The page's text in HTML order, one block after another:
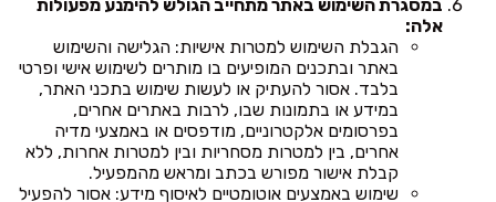
במסגרת השימוש באתר מתחייב הגולש להימנע מפעולות
אלה:
הגבלת השימוש למטרות אישיות: הגלישה והשימוש
באתר ובתכנים המופיעים בו מותרים לשימוש אישי ופרטי
בלבד. אסור להעתיק או לעשות שימוש בתכני האתר,
במידע או בתמונות שבו, לרבות באתרים אחרים,
בפרסומים אלקטרוניים, מודפסים או באמצעי מדיה
אחרים, בין למטרות מסחריות ובין למטרות אחרות, ללא
קבלת אישור מפורש בכתב ומראש מהמפעיל.
שימוש באמצעים אוטומטיים לאיסוף מידע: אסור להפעיל